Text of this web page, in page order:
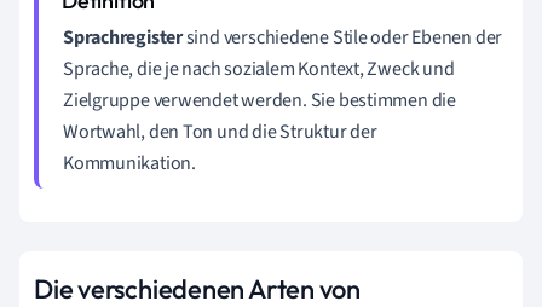
Sprachregistersind verschiedene Stile oder Ebenen der
Sprache, die je nach sozialem Kontext, Zweck und
Zielgruppe verwendet werden. Sie bestimmen die
Wortwahl, den Ton und die Struktur der
Kommunikation.
Die verschiedenen Arten von